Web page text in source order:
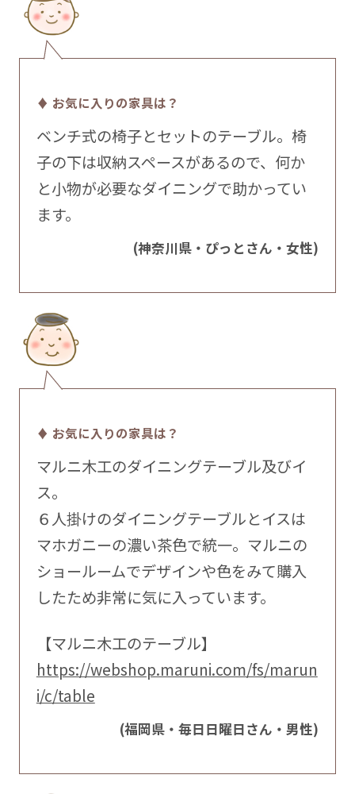
♦ お気に入りの家具は？
ベンチ式の椅子とセットのテーブル。椅
子の下は収納スペースがあるので、何か
と小物が必要なダイニングで助かってい
ます。
(神奈川県・ぴっとさん・女性)
♦ お気に入りの家具は？
マルニ木工のダイニングテーブル及びイ
ス。
６人掛けのダイニングテーブルとイスは
マホガニーの濃い茶色で統一。マルニの
ショールームでデザインや色をみて購入
したため非常に気に入っています。
【マルニ木工のテーブル】
https://webshop.maruni.com/fs/marun
i/c/table
(福岡県・毎日日曜日さん・男性)